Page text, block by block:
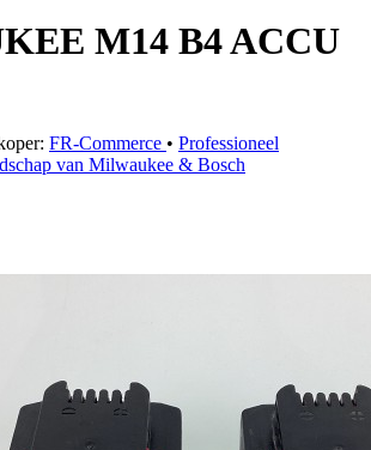
M14 B4 ACCU
FR-Commerce • Professioneel
van Milwaukee & Bosch